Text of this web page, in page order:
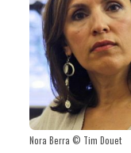
Nora Berra © Tim Douet